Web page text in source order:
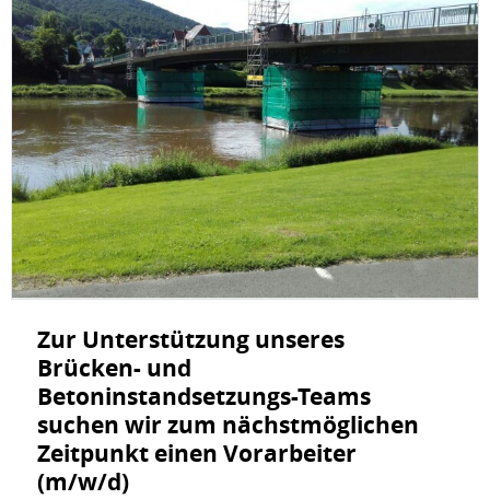
Zur Unterstützung unseres
Brücken- und
Betoninstandsetzungs-Teams
suchen wir zum nächstmöglichen
Zeitpunkt einen Vorarbeiter
(m/w/d)